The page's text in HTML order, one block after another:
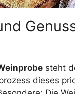
steht
dieses